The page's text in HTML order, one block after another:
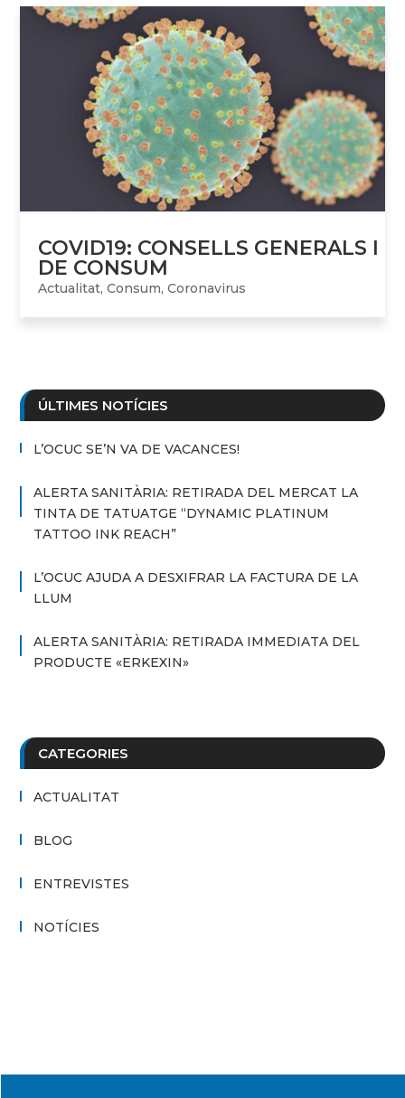
COVID19: CONSELLS GENERALS I
DE CONSUM
Actualitat,Consum,Coronavirus
ÚLTIMES NOTÍCIES
L’OCUC SE’N VA DE VACANCES!
ALERTA SANITÀRIA: RETIRADA DEL MERCAT LA
TINTA DE TATUATGE “DYNAMIC PLATINUM
TATTOO INK REACH”
L’OCUC AJUDA A DESXIFRAR LA FACTURA DE LA
LLUM
ALERTA SANITÀRIA: RETIRADA IMMEDIATA DEL
PRODUCTE «ERKEXIN»
CATEGORIES
ACTUALITAT
BLOG
ENTREVISTES
NOTÍCIES